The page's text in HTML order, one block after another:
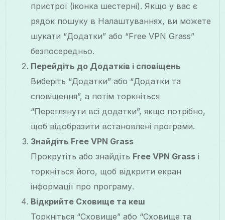
пристрої (іконка шестерні). Якщо у вас є
рядок пошуку в Налаштуваннях, ви можете
шукати “Додатки” або “Free VPN Grass”
безпосередньо.
Перейдіть до Додатків і сповіщень
Виберіть “Додатки” або “Додатки та
сповіщення”, а потім торкніться
“Переглянути всі додатки”, якщо потрібно,
щоб відобразити встановлені програми.
Знайдіть Free VPN Grass
Прокрутіть або знайдіть Free VPN Grass і
торкніться його, щоб відкрити екран
інформації про програму.
Відкрийте Сховище та кеш
Торкніться “Сховище” або “Сховище та